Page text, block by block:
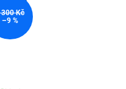
300 Kč
–9 %